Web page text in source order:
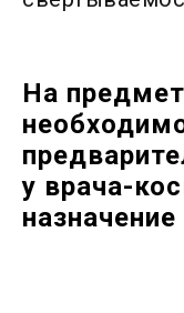
На
у врача-